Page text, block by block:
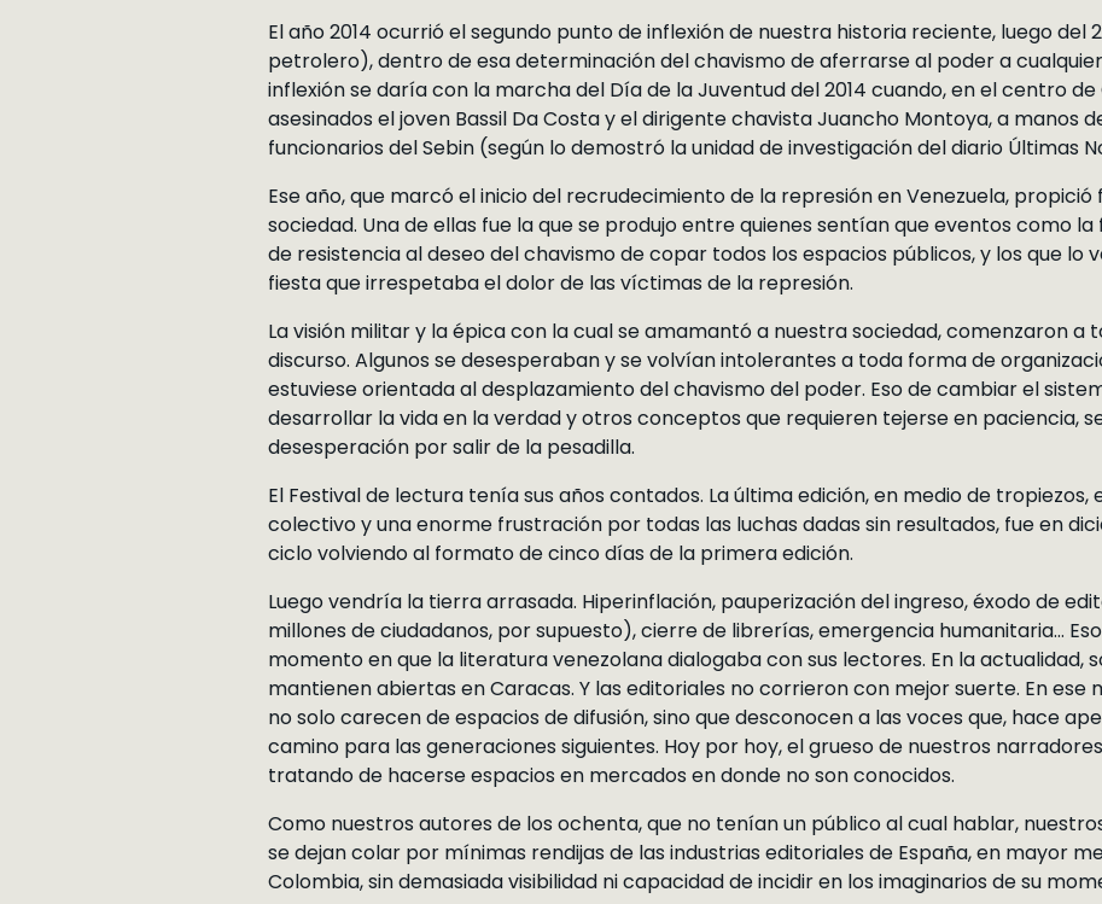
El año 2014 ocurrió el segundo punto de inflexión de nuestra historia reciente, luego del
petrolero), dentro de esa determinación del chavismo de aferrarse al poder a
inflexión se daría con la marcha del Día de la Juventud del 2014 cuando, en el centro
asesinados el joven Bassil Da Costa y el dirigente chavista Juancho Montoya, a manos
funcionarios del Sebin (según lo demostró la unidad de investigación del diario Últimas
Ese año, que marcó el inicio del recrudecimiento de la represión en Venezuela,
sociedad. Una de ellas fue la que se produjo entre quienes sentían que eventos como
de resistencia al deseo del chavismo de copar todos los espacios públicos, y los que lo
fiesta que irrespetaba el dolor de las víctimas de la represión.
La visión militar y la épica con la cual se amamantó a nuestra sociedad, comenzaron a
discurso. Algunos se desesperaban y se volvían intolerantes a toda forma de
estuviese orientada al desplazamiento del chavismo del poder. Eso de cambiar el
desarrollar la vida en la verdad y otros conceptos que requieren tejerse en paciencia,
desesperación por salir de la pesadilla.
El Festival de lectura tenía sus años contados. La última edición, en medio de
colectivo y una enorme frustración por todas las luchas dadas sin resultados, fue en
ciclo volviendo al formato de cinco días de la primera edición.
Luego vendría la tierra arrasada. Hiperinflación, pauperización del ingreso, éxodo de
millones de ciudadanos, por supuesto), cierre de librerías, emergencia humanitaria…
momento en que la literatura venezolana dialogaba con sus lectores. En la actualidad,
mantienen abiertas en Caracas. Y las editoriales no corrieron con mejor suerte. En ese
no solo carecen de espacios de difusión, sino que desconocen a las voces que, hace
camino para las generaciones siguientes. Hoy por hoy, el grueso de nuestros
tratando de hacerse espacios en mercados en donde no son conocidos.
Como nuestros autores de los ochenta, que no tenían un público al cual hablar,
se dejan colar por mínimas rendijas de las industrias editoriales de España, en mayor
Colombia, sin demasiada visibilidad ni capacidad de incidir en los imaginarios de su